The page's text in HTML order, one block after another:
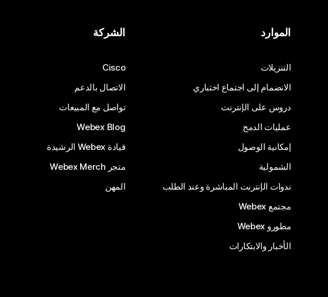
الموارد
التنزيلات
الانضمام إلى اجتماع اختباري
دروس على الإنترنت
عمليات الدمج
إمكانية الوصول
الشمولية
ندوات الإنترنت المباشرة وعند الطلب
مجتمع Webex
مطورو Webex
الأخبار والابتكارات
الشركة
Cisco
الاتصال بالدعم
تواصل مع المبيعات
Webex Blog
قيادة Webex الرشيدة
متجر Webex Merch
المهن